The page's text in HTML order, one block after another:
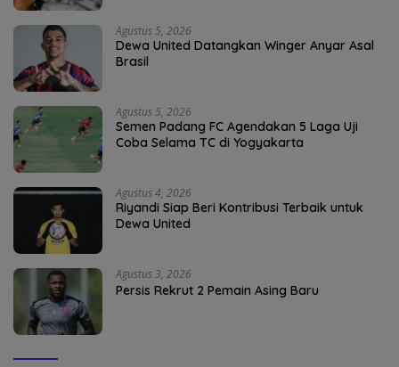
Agustus 5, 2026
Dewa United Datangkan Winger Anyar Asal
Brasil
Agustus 5, 2026
Semen Padang FC Agendakan 5 Laga Uji
Coba Selama TC di Yogyakarta
Agustus 4, 2026
Riyandi Siap Beri Kontribusi Terbaik untuk
Dewa United
Agustus 3, 2026
Persis Rekrut 2 Pemain Asing Baru